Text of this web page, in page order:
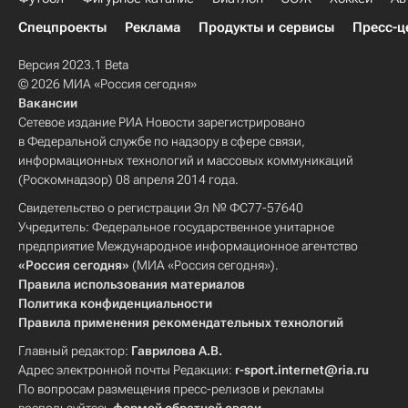
Спецпроекты
Реклама Продукты и сервисы Пресс-
Версия 2023.1 Beta
© 2026 МИА «Россия сегодня»
Вакансии
Сетевое издание РИА Новости зарегистрировано
в Федеральной службе по надзору в сфере связи,
информационных технологий и массовых коммуникаций
(Роскомнадзор) 08 апреля 2014 года.
Свидетельство о регистрации Эл № ФС77-57640
Учредитель: Федеральное государственное унитарное
предприятие Международное информационное агентство
«Россия сегодня» (МИА «Россия сегодня»).
Правила использования материалов
Политика конфиденциальности
Правила применения рекомендательных технологий
Главный редактор: Гаврилова А.В.
Адрес электронной почты Редакции: r-sport.internet@ria.ru
По вопросам размещения пресс-релизов и рекламы